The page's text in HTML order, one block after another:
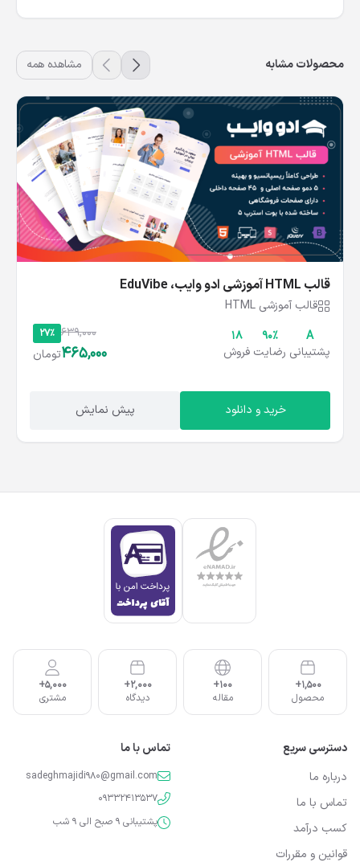
محصولات مشابه مشاهده همه
قالب HTML آموزشی ادو وایب، EduVibe
قالب آموزشی HTML
A
پشتیبانی
۹۰%
رضایت
18
فروش
27% 639,000
465,000تومان
خرید و دانلود پیش نمایش
1,500+
محصول
100+
مقاله
2,000+
دیدگاه
5,000+
مشتری
دسترسی سریع
درباره ما
تماس با ما
کسب درآمد
قوانین و مقررات
تماس با ما
sadeghmajidi980@gmail.com
09332413537
پشتیبانی 9 صبح الی 9 شب